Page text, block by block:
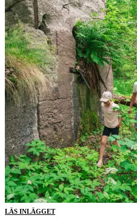
LÄS INLÄGGET